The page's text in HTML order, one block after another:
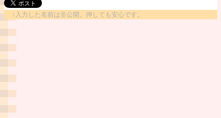
↑入力した名前は非公開。押しても安心です。